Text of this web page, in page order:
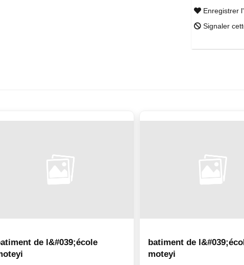
Enregistrer
Signaler
de l&#039;école
batiment de
moteyi